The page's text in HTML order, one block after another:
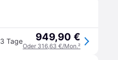
3 Tage 949,90 €
Oder 316,63 €/Mon.²